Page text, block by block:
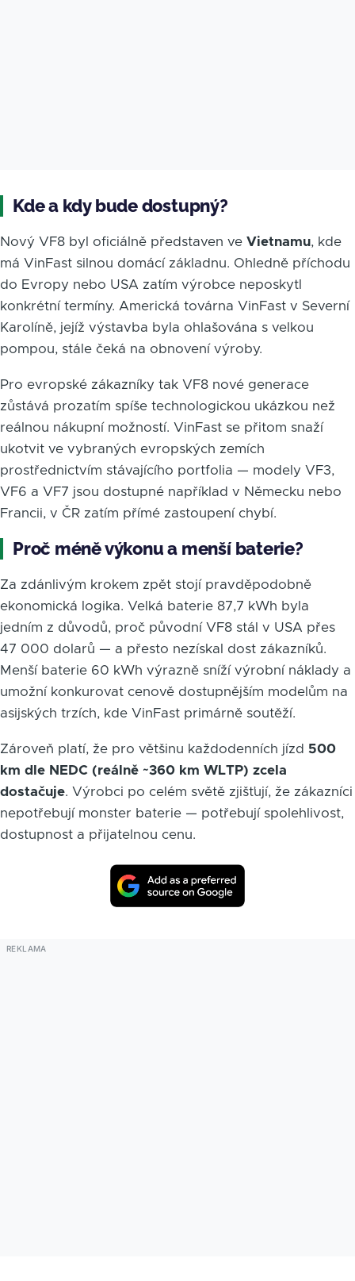
Kde a kdy bude dostupný?
Nový VF8 byl oficiálně představen ve Vietnamu, kde
má VinFast silnou domácí základnu. Ohledně příchodu
do Evropy nebo USA zatím výrobce neposkytl
konkrétní termíny. Americká továrna VinFast v Severní
Karolíně, jejíž výstavba byla ohlašována s velkou
pompou, stále čeká na obnovení výroby.
Pro evropské zákazníky tak VF8 nové generace
zůstává prozatím spíše technologickou ukázkou než
reálnou nákupní možností. VinFast se přitom snaží
ukotvit ve vybraných evropských zemích
prostřednictvím stávajícího portfolia — modely VF3,
VF6 a VF7 jsou dostupné například v Německu nebo
Francii, v ČR zatím přímé zastoupení chybí.
Proč méně výkonu a menší baterie?
Za zdánlivým krokem zpět stojí pravděpodobně
ekonomická logika. Velká baterie 87,7 kWh byla
jedním z důvodů, proč původní VF8 stál v USA přes
47 000 dolarů — a přesto nezískal dost zákazníků.
Menší baterie 60 kWh výrazně sníží výrobní náklady a
umožní konkurovat cenově dostupnějším modelům na
asijských trzích, kde VinFast primárně soutěží.
Zároveň platí, že pro většinu každodenních jízd 500
km dle NEDC (reálně ~360 km WLTP) zcela
dostačuje. Výrobci po celém světě zjišťují, že zákazníci
nepotřebují monster baterie — potřebují spolehlivost,
dostupnost a přijatelnou cenu.